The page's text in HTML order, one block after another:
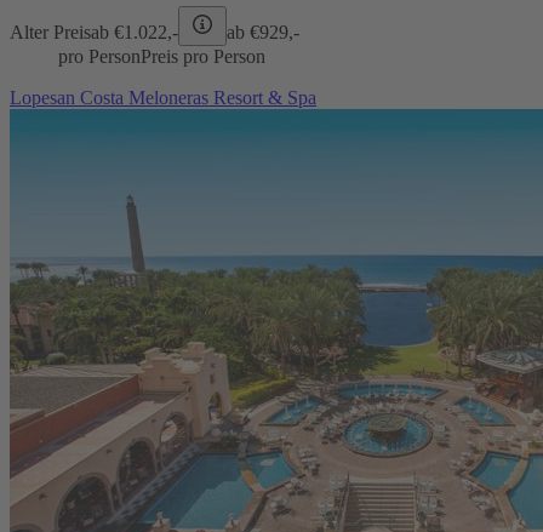
Alter Preisab €1.022,- ab €929,-
pro PersonPreis pro Person
Lopesan Costa Meloneras Resort & Spa